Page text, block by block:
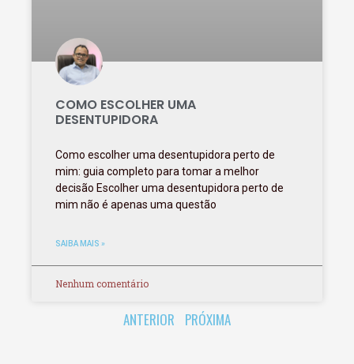
COMO ESCOLHER UMA
DESENTUPIDORA
Como escolher uma desentupidora perto de
mim: guia completo para tomar a melhor
decisão Escolher uma desentupidora perto de
mim não é apenas uma questão
SAIBA MAIS »
Nenhum comentário
ANTERIOR PRÓXIMA